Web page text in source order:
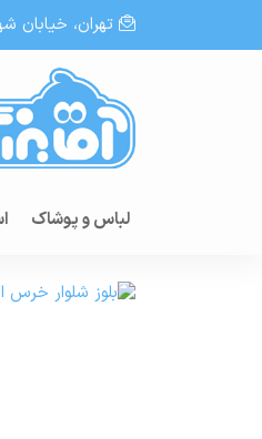
تهران، خيابان
لباس و پوشاک